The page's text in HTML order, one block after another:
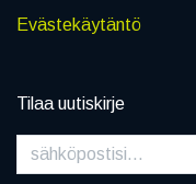
Evästekäytäntö
Tilaa uutiskirje